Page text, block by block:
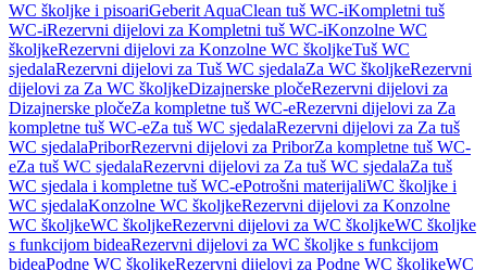
WC školjke i pisoariGeberit AquaClean tuš WC-iKompletni tuš
WC-iRezervni dijelovi za Kompletni tuš WC-iKonzolne WC
školjkeRezervni dijelovi za Konzolne WC školjkeTuš WC
sjedalaRezervni dijelovi za Tuš WC sjedalaZa WC školjkeRezervni
dijelovi za Za WC školjkeDizajnerske pločeRezervni dijelovi za
Dizajnerske pločeZa kompletne tuš WC-eRezervni dijelovi za Za
kompletne tuš WC-eZa tuš WC sjedalaRezervni dijelovi za Za tuš
WC sjedalaPriborRezervni dijelovi za PriborZa kompletne tuš WC-
eZa tuš WC sjedalaRezervni dijelovi za Za tuš WC sjedalaZa tuš
WC sjedala i kompletne tuš WC-ePotrošni materijaliWC školjke i
WC sjedalaKonzolne WC školjkeRezervni dijelovi za Konzolne
WC školjkeWC školjkeRezervni dijelovi za WC školjkeWC školjke
s funkcijom bideaRezervni dijelovi za WC školjke s funkcijom
bideaPodne WC školjkeRezervni dijelovi za Podne WC školjkeWC